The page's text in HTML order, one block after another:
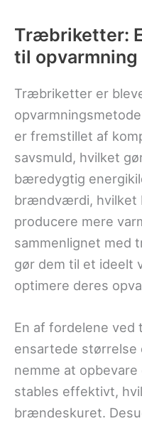
Træbriketter:
til opvarmning
Træbriketter er
er fremstillet af
savsmuld, hvilket
bæredygtig
brændværdi, hvilket
producere mere
sammenlignet med
gør dem til et ideelt
optimere deres
En af fordelene
ensartede størrelse
nemme at
stables effektivt,
brændeskuret.